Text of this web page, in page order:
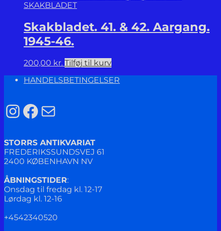
SKAKBLADET
Skakbladet. 41. & 42. Aargang.
1945-46.
200,00 kr. Tilføj til kurv
HANDELSBETINGELSER
Instagram
Facebook
Mail
STORRS ANTIKVARIAT
FREDERIKSSUNDSVEJ 61
2400 KØBENHAVN NV
ÅBNINGSTIDER:
Onsdag til fredag kl. 12-17
Lørdag kl. 12-16
+4542340520